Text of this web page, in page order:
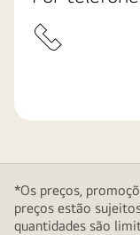
*Os preços,
preços estão
quantidades são